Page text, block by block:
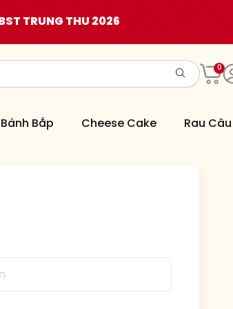
TRUNG THU 2026
0
Bánh Bắp Cheese Cake Rau Câu